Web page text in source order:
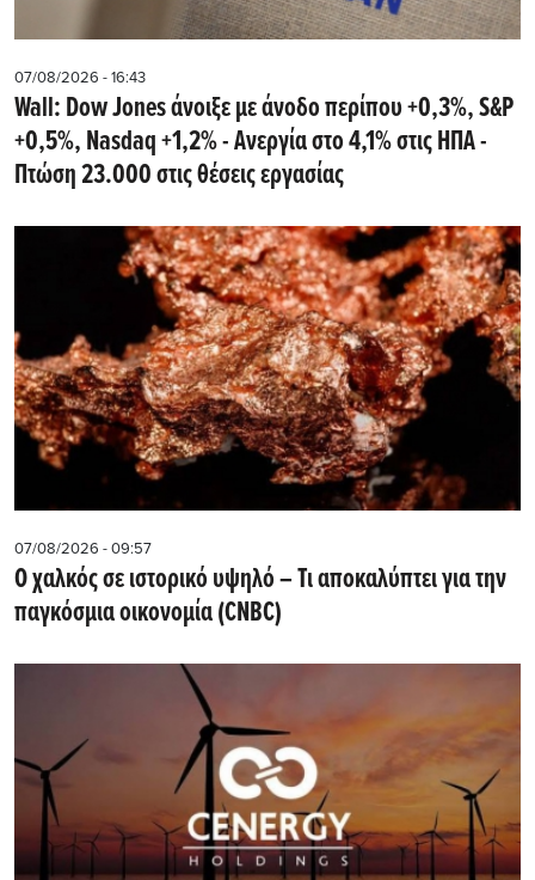
07/08/2026 - 16:43
Wall: Dow Jones άνοιξε με άνοδο περίπου +0,3%, S&P
+0,5%, Nasdaq +1,2% - Ανεργία στο 4,1% στις ΗΠΑ -
Πτώση 23.000 στις θέσεις εργασίας
07/08/2026 - 09:57
Ο χαλκός σε ιστορικό υψηλό – Τι αποκαλύπτει για την
παγκόσμια οικονομία (CNBC)